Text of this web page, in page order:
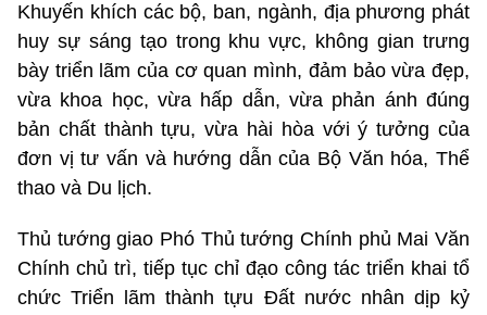
Khuyến khích các bộ, ban, ngành, địa phương phát
huy sự sáng tạo trong khu vực, không gian trưng
bày triển lãm của cơ quan mình, đảm bảo vừa đẹp,
vừa khoa học, vừa hấp dẫn, vừa phản ánh đúng
bản chất thành tựu, vừa hài hòa với ý tưởng của
đơn vị tư vấn và hướng dẫn của Bộ Văn hóa, Thể
thao và Du lịch.
Thủ tướng giao Phó Thủ tướng Chính phủ Mai Văn
Chính chủ trì, tiếp tục chỉ đạo công tác triển khai tổ
chức Triển lãm thành tựu Đất nước nhân dịp kỷ